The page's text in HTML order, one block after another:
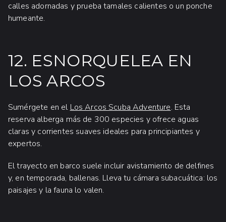
calles adornadas y prueba tamales calientes o un ponche
humeante.
12. ESNORQUELEA EN
LOS ARCOS
Sumérgete en el Los Arcos Scuba Adventure. Esta
reserva alberga más de 300 especies y ofrece aguas
claras y corrientes suaves ideales para principiantes y
expertos.
El trayecto en barco suele incluir avistamiento de delfines
y, en temporada, ballenas. Lleva tu cámara subacuática: los
paisajes y la fauna lo valen.